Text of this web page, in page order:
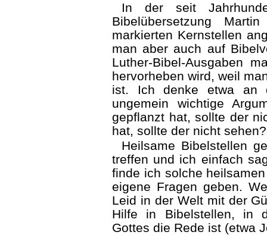
In der seit
Bibelübersetzung
markierten Kernstellen
man aber auch auf
Luther-Bibel-Ausgaben
hervorheben wird, weil
ist. Ich denke etwa an
ungemein wichtige
gepflanzt hat, sollte der
hat, sollte der nicht
Heilsame Bibelstellen
treffen und ich einfach
finde ich solche
eigene Fragen geben.
Leid in der Welt mit der
Hilfe in Bibelstellen, in
Gottes die Rede ist (etwa